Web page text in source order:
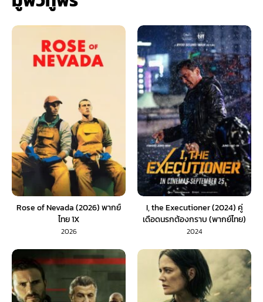
Rose of Nevada (2026) พากย์
ไทย 1X
2026
I, the Executioner (2024) คู่
เดือดนรกต้องกราบ (พากย์ไทย)
2024